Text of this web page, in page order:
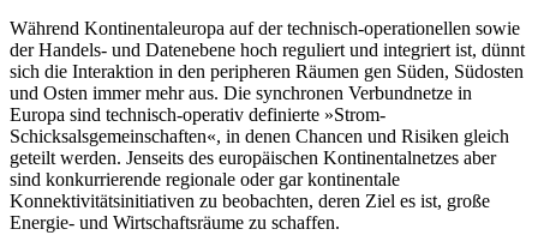
Während Kontinentaleuropa auf der technisch-operationellen sowie
der Handels- und Datenebene hoch reguliert und integriert ist, dünnt
sich die Inter­aktion in den peripheren Räumen gen Süden, Süd­osten
und Osten immer mehr aus. Die synchronen Verbundnetze in
Europa sind technisch-operativ defi­nierte »Strom-
Schicksalsgemeinschaften«, in denen Chancen und Risiken gleich
geteilt werden. Jenseits des europäischen Kontinentalnetzes aber
sind kon­kurrierende regionale oder gar kontinentale
Konnektivitätsinitiativen zu beobachten, deren Ziel es ist, große
Energie- und Wirtschaftsräume zu schaffen.